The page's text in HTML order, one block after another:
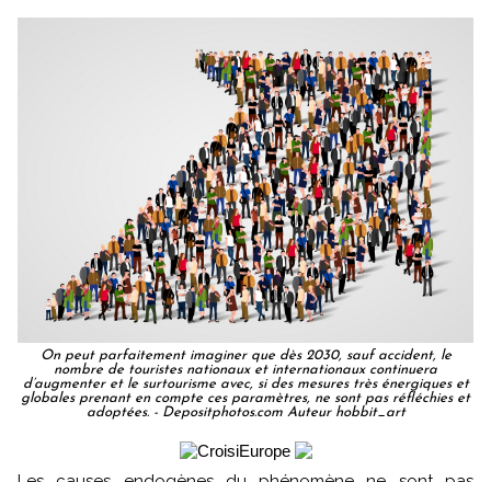
On peut parfaitement imaginer que dès 2030, sauf accident, le
nombre de touristes nationaux et internationaux continuera
d’augmenter et le surtourisme avec, si des mesures très énergiques et
globales prenant en compte ces paramètres, ne sont pas réfléchies et
adoptées. - Depositphotos.com Auteur hobbit_art